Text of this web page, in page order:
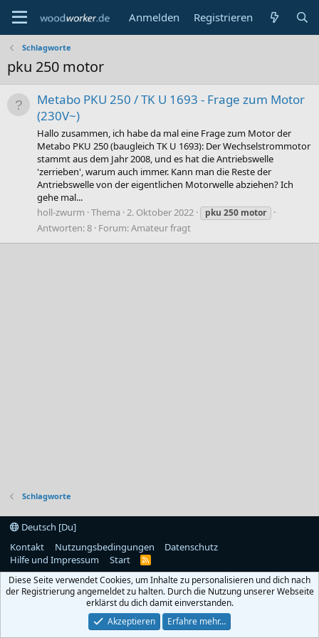
Anmelden Registrieren
Schlagworte
pku 250 motor
Metabo PKU 250 / TK U 1693 - Frage zum Motor
(230V~)
Hallo zusammen, ich habe da mal eine Frage zum Motor der
Metabo PKU 250 (baugleich TK U 1693): Der Wechselstrommotor
stammt aus dem Jahr 2008, und es hat die Antriebswelle
'zerrieben', warum auch immer. Kann man die Reste der
Antriebswelle von der eigentlichen Motorwelle abziehen? Ich
gehe mal...
holl-zwurm Thema 2. Oktober 2022 pku 250 motor
Antworten: 8 Forum:Amateur fragt
Schlagworte
Deutsch [Du]
Kontakt
Nutzungsbedingungen
Datenschutz
Hilfe und Impressum
Start
R
S
Diese Seite verwendet Cookies, um Inhalte zu personalisieren und dich nach
der Registrierung angemeldet zu halten. Durch die Nutzung unserer Webseite
erklärst du dich damit einverstanden.
Akzeptieren
Erfahre mehr…